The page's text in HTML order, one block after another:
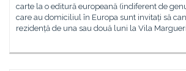
carte la o editură europeană (indiferent de
care au domiciliul în Europa sunt invitați să
rezidență de una sau două luni la Vila